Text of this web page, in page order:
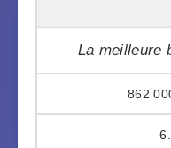
La meilleure
862